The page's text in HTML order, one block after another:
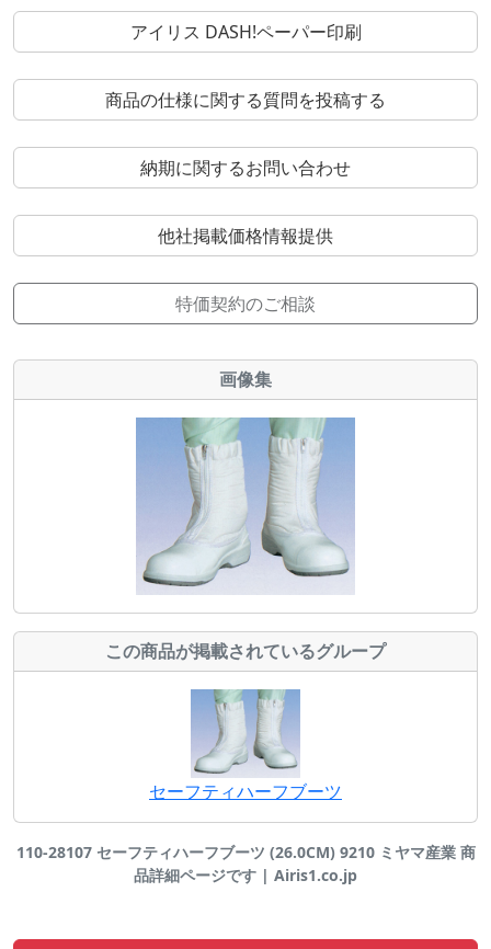
アイリス DASH!ペーパー印刷
商品の仕様に関する質問を投稿する
納期に関するお問い合わせ
他社掲載価格情報提供
特価契約のご相談
画像集
この商品が掲載されているグループ
セーフティハーフブーツ
110-28107 セーフティハーフブーツ (26.0CM) 9210 ミヤマ産業 商
品詳細ページです | Airis1.co.jp